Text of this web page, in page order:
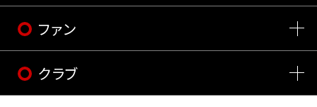
ファン
クラブ